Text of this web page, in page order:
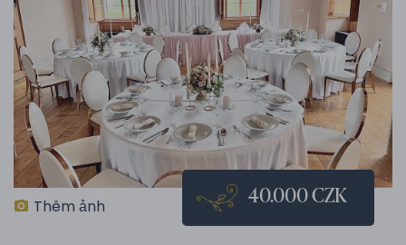
Thêm ảnh 40.000 CZK